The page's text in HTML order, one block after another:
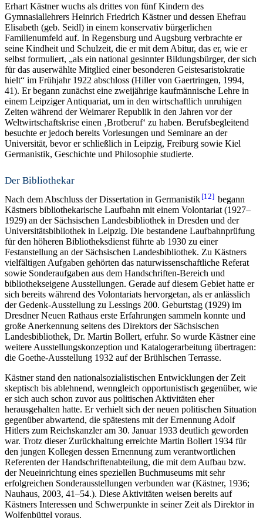
Erhart Kästner wuchs als drittes von fünf Kindern des
Gymnasiallehrers Heinrich Friedrich Kästner und dessen Ehefrau
Elisabeth (geb. Seidl) in einem konservativ bürgerlichen
Familienumfeld auf. In Regensburg und Augsburg verbrachte er
seine Kindheit und Schulzeit, die er mit dem Abitur, das er, wie er
selbst formuliert, „als ein national gesinnter Bildungsbürger, der sich
für das auserwählte Mitglied einer besonderen Geistesaristokratie
hielt“ im Frühjahr 1922 abschloss (Hiller von Gaertringen, 1994,
41). Er begann zunächst eine zweijährige kaufmännische Lehre in
einem Leipziger Antiquariat, um in den wirtschaftlich unruhigen
Zeiten während der Weimarer Republik in den Jahren vor der
Weltwirtschaftskrise einen ‚Brotberuf‘ zu haben. Berufsbegleitend
besuchte er jedoch bereits Vorlesungen und Seminare an der
Universität, bevor er schließlich in Leipzig, Freiburg sowie Kiel
Germanistik, Geschichte und Philosophie studierte.
Der Bibliothekar
Nach dem Abschluss der Dissertation in Germanistik 12
begann
Kästners bibliothekarische Laufbahn mit einem Volontariat (1927–
1929) an der Sächsischen Landesbibliothek in Dresden und der
Universitätsbibliothek in Leipzig. Die bestandene Laufbahnprüfung
für den höheren Bibliotheksdienst führte ab 1930 zu einer
Festanstellung an der Sächsischen Landesbibliothek. Zu Kästners
vielfältigen Aufgaben gehörten das naturwissenschaftliche Referat
sowie Sonderaufgaben aus dem Handschriften-Bereich und
bibliothekseigene Ausstellungen. Gerade auf diesem Gebiet hatte er
sich bereits während des Volontariats hervorgetan, als er anlässlich
der Gedenk-Ausstellung zu Lessings 200. Geburtstag (1929) im
Dresdner Neuen Rathaus erste Erfahrungen sammeln konnte und
große Anerkennung seitens des Direktors der Sächsischen
Landesbibliothek, Dr. Martin Bollert, erfuhr. So wurde Kästner eine
weitere Ausstellungskonzeption und Katalogerarbeitung übertragen:
die Goethe-Ausstellung 1932 auf der Brühlschen Terrasse.
Kästner stand den nationalsozialistischen Entwicklungen der Zeit
skeptisch bis ablehnend, wenngleich opportunistisch gegenüber, wie
er sich auch schon zuvor aus politischen Aktivitäten eher
herausgehalten hatte. Er verhielt sich der neuen politischen Situation
gegenüber abwartend, die spätestens mit der Ernennung Adolf
Hitlers zum Reichskanzler am 30. Januar 1933 deutlich geworden
war. Trotz dieser Zurückhaltung erreichte Martin Bollert 1934 für
den jungen Kollegen dessen Ernennung zum verantwortlichen
Referenten der Handschriftenabteilung, die mit dem Aufbau bzw.
der Neueinrichtung eines speziellen Buchmuseums mit sehr
erfolgreichen Sonderausstellungen verbunden war (Kästner, 1936;
Nauhaus, 2003, 41–54.). Diese Aktivitäten weisen bereits auf
Kästners Interessen und Schwerpunkte in seiner Zeit als Direktor in
Wolfenbüttel voraus.